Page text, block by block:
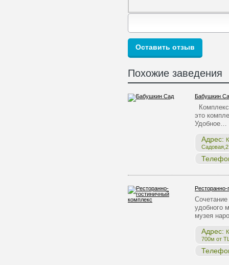
Похожие заведения
Бабушкин
это
Удобное…
Адрес:
удобного
музея
Адрес:
700м от